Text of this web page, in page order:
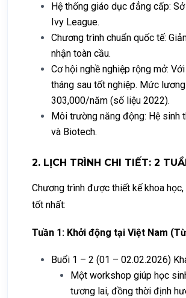
Hệ thống giáo dục đẳng cấp:
Ivy League.
Chương trình chuẩn quốc tế:
nhận toàn cầu.
Cơ hội nghề nghiệp rộng mở:
tháng sau tốt nghiệp. Mức
303,000/năm (số liệu 2022).
Môi trường năng động: Hệ
và Biotech.
2. LỊCH TRÌNH CHI TIẾT: 2
Chương trình được thiết kế khoa
tốt nhất:
Tuần 1: Khởi động tại Việt Nam
Buổi 1 – 2 (01 – 02.02.2026)
Một workshop giúp học
tương lai, đồng thời định